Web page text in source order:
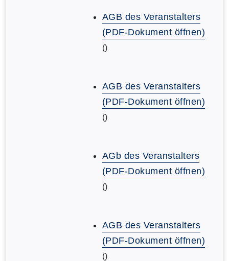
AGB des Veranstalters
(PDF-Dokument öffnen)
()
AGB des Veranstalters
(PDF-Dokument öffnen)
()
AGb des Veranstalters
(PDF-Dokument öffnen)
()
AGB des Veranstalters
(PDF-Dokument öffnen)
()